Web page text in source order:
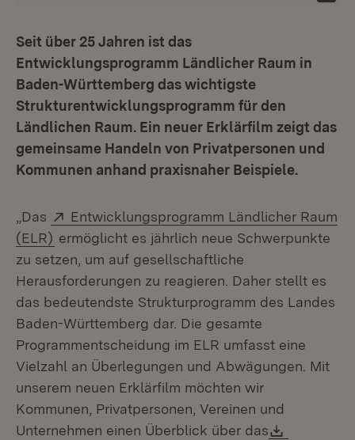
Seit über 25 Jahren ist das
Entwicklungsprogramm Ländlicher Raum in
Baden-Württemberg das wichtigste
Strukturentwicklungsprogramm für den
Ländlichen Raum. Ein neuer Erklärfilm zeigt das
gemeinsame Handeln von Privatpersonen und
Kommunen anhand praxisnaher Beispiele.
„Das Extern:
Entwicklungsprogramm Ländlicher Raum
(ELR) (Öffnet in neuem Fenster)
ermöglicht es jährlich neue Schwerpunkte
zu setzen, um auf gesellschaftliche
Herausforderungen zu reagieren. Daher stellt es
das bedeutendste Strukturprogramm des Landes
Baden-Württemberg dar. Die gesamte
Programmentscheidung im ELR umfasst eine
Vielzahl an Überlegungen und Abwägungen. Mit
unserem neuen Erklärfilm möchten wir
Kommunen, Privatpersonen, Vereinen und
Unternehmen einen Überblick über das